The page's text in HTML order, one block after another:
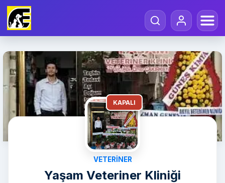
KAPALI
VETERINER
Yaşam Veteriner Kliniği